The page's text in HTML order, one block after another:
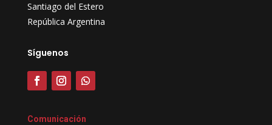
Santiago del Estero
República Argentina
Síguenos
Comunicación